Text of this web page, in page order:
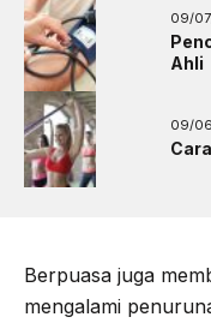
09/
Ahli
09/
Berpuasa juga
mengalami